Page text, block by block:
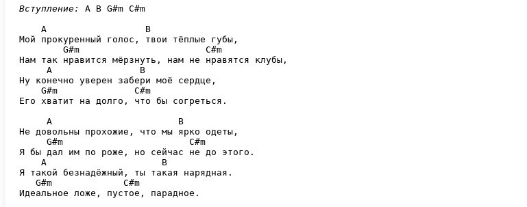
Вступление:
A B G#m C#m
    A                  B
Мой прокуренный голос, твои тёплые губы,
        G#m                       C#m
Нам так нравится мёрзнуть, нам не нравятся клубы,
     A                B
Ну конечно уверен забери моё сердце,
    G#m              C#m
Его хватит на долго, что бы согреться.
     A                       B
Не довольны прохожие, что мы ярко одеты,
     G#m                       C#m
Я бы дал им по роже, но сейчас не до этого.
    A                     B
Я такой безнадёжный, ты такая нарядная.
   G#m             C#m
Идеальное ложе, пустое, парадное.